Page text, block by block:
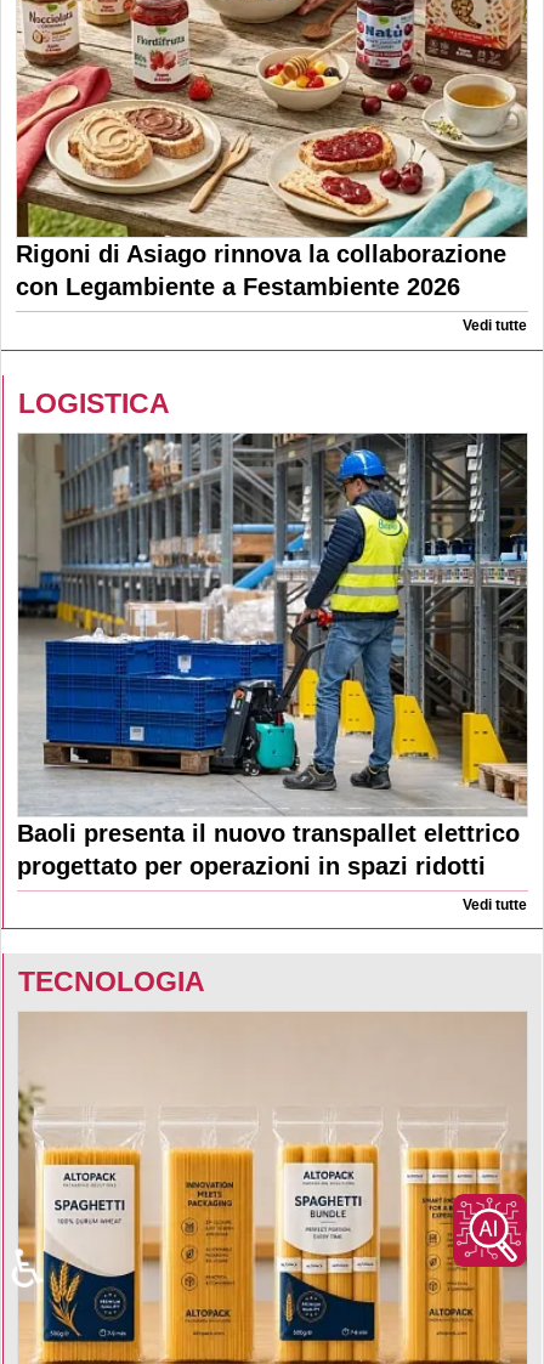
Rigoni di Asiago rinnova la collaborazione
con Legambiente a Festambiente 2026
Vedi tutte
LOGISTICA
Baoli presenta il nuovo transpallet elettrico
progettato per operazioni in spazi ridotti
Vedi tutte
TECNOLOGIA